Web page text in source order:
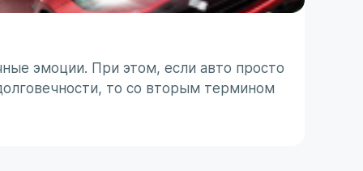
эмоции. При этом, если авто просто
то со вторым термином